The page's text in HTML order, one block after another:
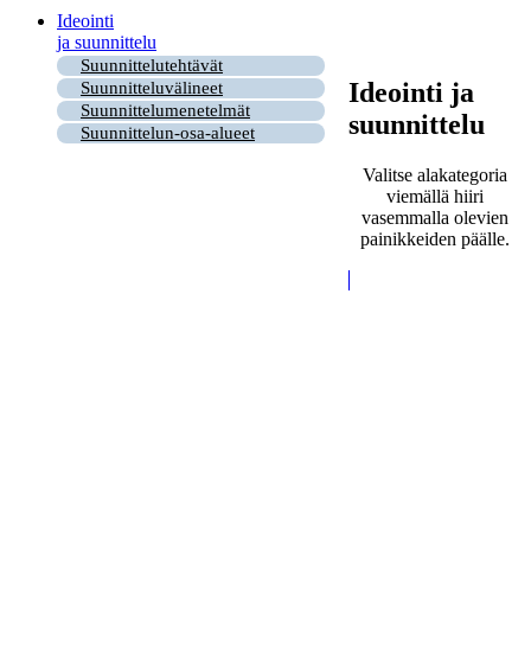
Ideointi
ja suunnittelu
Suunnittelutehtävät
Suunnitteluvälineet
Suunnittelumenetelmät
Suunnittelun-osa-alueet
Ideointi ja
suunnittelu
Valitse alakategoria
viemällä hiiri
vasemmalla olevien
painikkeiden päälle.